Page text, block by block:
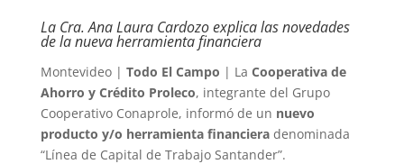
La Cra. Ana Laura Cardozo explica las novedades
de la nueva herramienta financiera
Montevideo | Todo El Campo | La Cooperativa de
Ahorro y Crédito Proleco, integrante del Grupo
Cooperativo Conaprole, informó de un nuevo
producto y/o herramienta financieradenominada
“Línea de Capital de Trabajo Santander”.